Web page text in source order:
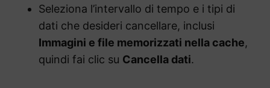
Seleziona l’intervallo di tempo e i tipi di
dati che desideri cancellare, inclusi
Immagini e file memorizzati nella cache,
quindi fai clic su Cancella dati.